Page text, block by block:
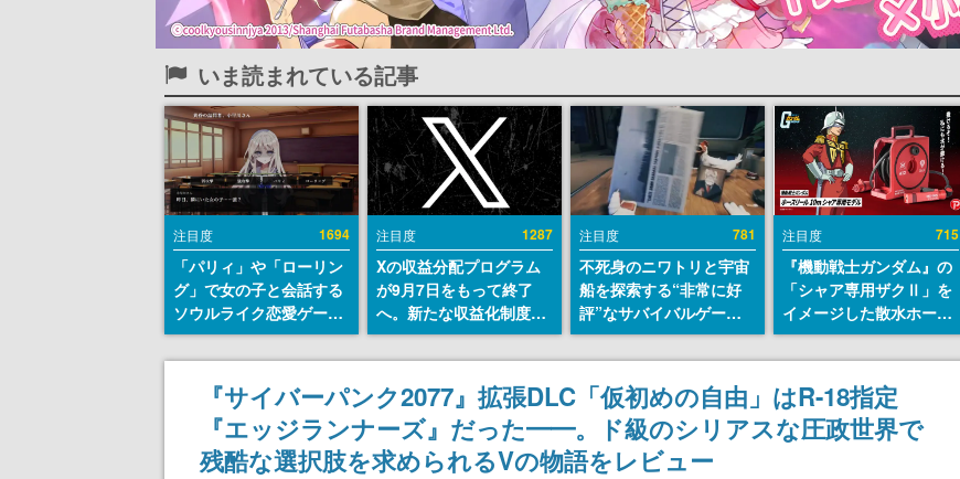
いま読まれている記事
注目度 1694
「パリィ」や「ローリン
グ」で女の子と会話する
ソウルライク恋愛ゲーム
『小早川さんはソウルラ
イク』無料公開。返事に
失敗すると「YOU
DIED」
注目度 1287
Xの収益分配プログラム
が9月7日をもって終了
へ。新たな収益化制度
「Original Content
Rewards Program」を
発表
注目度 781
不死身のニワトリと宇宙
船を探索する“非常に好
評”なサバイバルゲーム
『Breathedge』が無料
で配布中。入手できる期
間は8月10日まで
注目度 715
『機動戦士ガンダム』の
「シャア専用ザクⅡ」を
イメージした散水ホース
リールが予約開始。本体
にはシャアのパーソナル
マークやジオン公国軍の
エンブレム、型式番号な
どを配置
『サイバーパンク2077』拡張DLC「仮初めの自由」はR-18指定
『エッジランナーズ』だった━━。ド級のシリアスな圧政世界で
残酷な選択肢を求められるVの物語をレビュー